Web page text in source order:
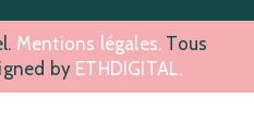
Mentions légales. Tous
by ETHDIGITAL.